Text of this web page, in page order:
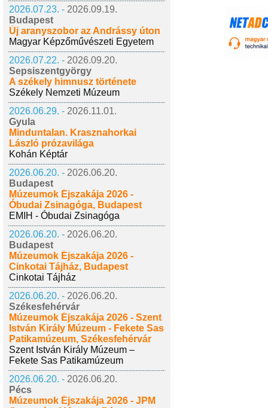
2026.07.23. - 2026.09.19.
Budapest
Új aranyszobor az Andrássy úton
Magyar Képzőművészeti Egyetem
2026.07.22. - 2026.09.20.
Sepsiszentgyörgy
A székely himnusz története
Székely Nemzeti Múzeum
2026.06.29. - 2026.11.01.
Gyula
Minduntalan. Krasznahorkai
László prózavilága
Kohán Képtár
2026.06.20. - 2026.06.20.
Budapest
Múzeumok Éjszakája 2026 -
Óbudai Zsinagóga, Budapest
EMIH - Óbudai Zsinagóga
2026.06.20. - 2026.06.20.
Budapest
Múzeumok Éjszakája 2026 -
Cinkotai Tájház, Budapest
Cinkotai Tájház
2026.06.20. - 2026.06.20.
Székesfehérvár
Múzeumok Éjszakája 2026 - Szent
István Király Múzeum - Fekete Sas
Patikamúzeum, Székesfehérvár
Szent István Király Múzeum –
Fekete Sas Patikamúzeum
2026.06.20. - 2026.06.20.
Pécs
Múzeumok Éjszakája 2026 - JPM